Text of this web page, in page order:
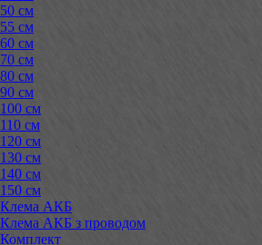
50 см
55 см
60 см
70 см
80 см
90 см
100 см
110 см
120 см
130 см
140 см
150 см
Клема АКБ
Клема АКБ з проводом
Комплект